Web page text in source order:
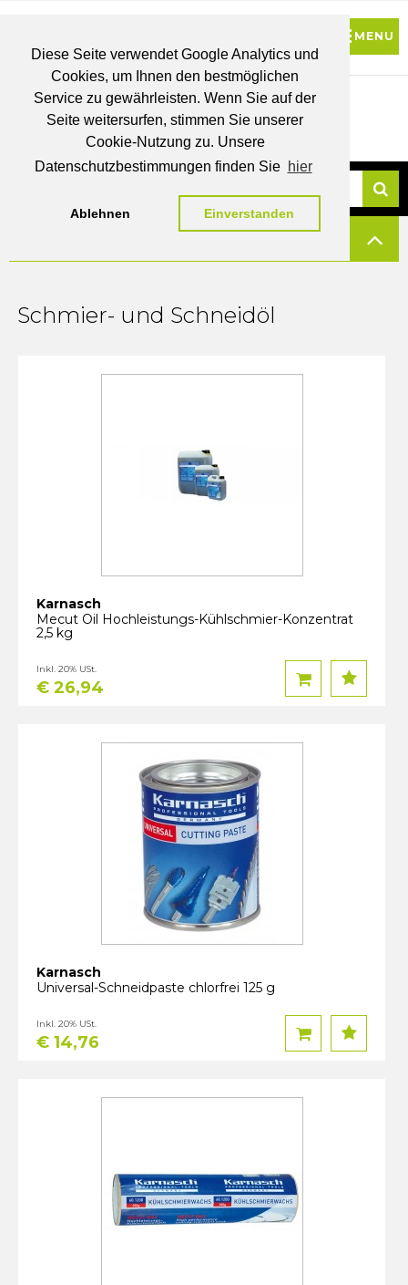
Diese Seite verwendet Google Analytics und
Cookies, um Ihnen den bestmöglichen
Service zu gewährleisten. Wenn Sie auf der
Seite weitersurfen, stimmen Sie unserer
Cookie-Nutzung zu. Unsere
Datenschutzbestimmungen finden Sie hier
Ablehnen Einverstanden
BRUTTO
PREISE
MEIN
WUNSCHLISTE
Schmier- und Schneidöl
Karnasch
Mecut Oil Hochleistungs-Kühlschmier-Konzentrat
2,5 kg
€ 26,94
Inkl. 20% USt.
Karnasch
Universal-Schneidpaste chlorfrei 125 g
€ 14,76
Inkl. 20% USt.